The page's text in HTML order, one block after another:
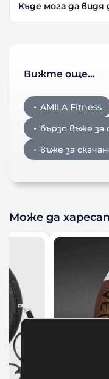
Къде мога да
Вижте още…
AMILA Fitness
бързо въже за
въже за
Може да